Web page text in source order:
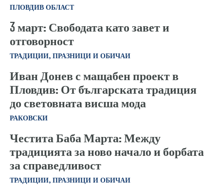
ПЛОВДИВ ОБЛАСТ
3 март: Свободата като завет и
отговорност
ТРАДИЦИИ, ПРАЗНИЦИ И ОБИЧАИ
Иван Донев с мащабен проект в
Пловдив: От българската традиция
до световната висша мода
РАКОВСКИ
Честита Баба Марта: Между
традицията за ново начало и борбата
за справедливост
ТРАДИЦИИ, ПРАЗНИЦИ И ОБИЧАИ